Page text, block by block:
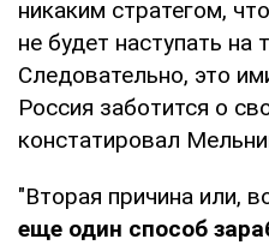
никаким стратегом,
не будет наступать на
Следовательно, это
Россия заботится о
констатировал
"Вторая причина или,
еще один способ